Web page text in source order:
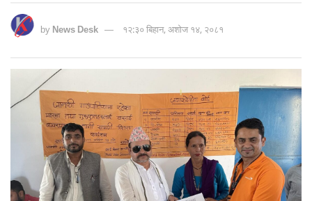
byNews Desk १२:३० बिहान, अशोज १४, २०८१